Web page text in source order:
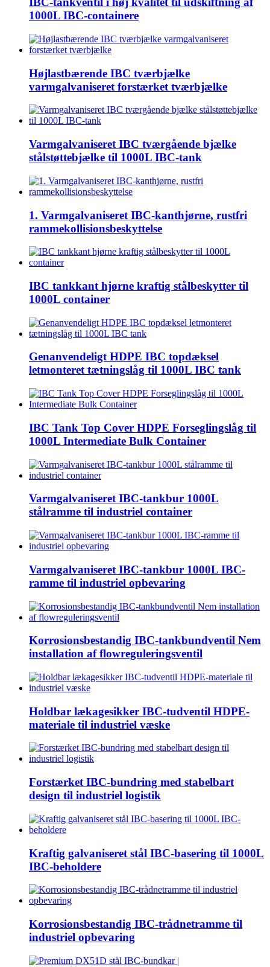
1000L IBC-containere
Højlastbærende IBC tværbjælke
varmgalvaniseret forstærket tværbjælke
Varmgalvaniseret IBC tværgående bjælke
stålstøttebjælke til 1000L IBC-tank
1. Varmgalvaniseret IBC-kanthjørne, rustfri
rammekollisionsbeskyttelse
IBC tankkant hjørne kraftig stålbeskytter til
1000L container
Genanvendeligt HDPE IBC topdæksel
letmonteret tætningslåg til 1000L IBC tank
IBC Tank Top Cover HDPE Forseglingslåg til
1000L Intermediate Bulk Container
Varmgalvaniseret IBC-tankbur 1000L
stålramme til industriel container
Varmgalvaniseret IBC-tankbur 1000L IBC-
ramme til industriel opbevaring
Korrosionsbestandig IBC-tankbundventil Nem
installation af flowreguleringsventil
Holdbar lækagesikker IBC-tudventil HDPE-
materiale til industriel væske
Forstærket IBC-bundring med stabelbart
design til industriel logistik
Kraftig galvaniseret stål IBC-basering til 1000L
IBC-beholdere
Korrosionsbestandig IBC-trådnetramme til
industriel opbevaring